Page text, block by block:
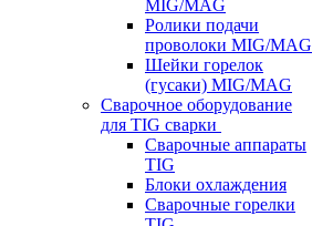
MIG/MAG
Ролики подачи
проволоки MIG/MAG
Шейки горелок
(гусаки) MIG/MAG
Сварочное оборудование
для TIG сварки
Сварочные аппараты
TIG
Блоки охлаждения
Сварочные горелки